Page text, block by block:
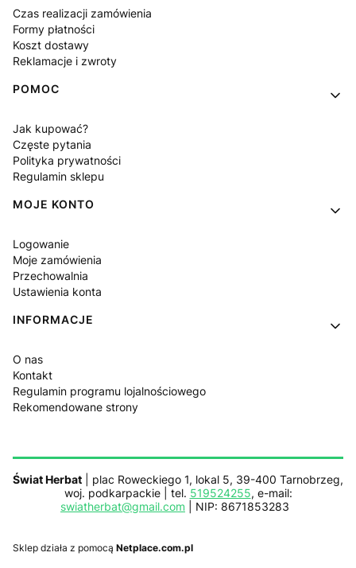
Czas realizacji zamówienia
Formy płatności
Koszt dostawy
Reklamacje i zwroty
POMOC
Jak kupować?
Częste pytania
Polityka prywatności
Regulamin sklepu
MOJE KONTO
Logowanie
Moje zamówienia
Przechowalnia
Ustawienia konta
INFORMACJE
O nas
Kontakt
Regulamin programu lojalnościowego
Rekomendowane strony
Świat Herbat | plac Roweckiego 1, lokal 5, 39-400 Tarnobrzeg,
woj. podkarpackie | tel. 519524255, e-mail:
swiatherbat@gmail.com | NIP: 8671853283
Sklep działa z pomocą Netplace.com.pl